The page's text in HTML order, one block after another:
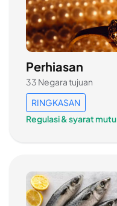
Perhiasan
33 Negara tujuan
RINGKASAN
Regulasi & syarat mutu